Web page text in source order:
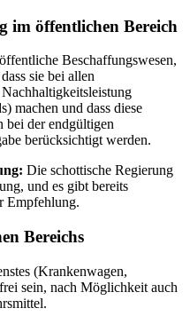
im öffentlichen Bereich
Beschaffungswesen,
sie bei allen
machen und dass diese
bei der endgültigen
berücksichtigt werden.
Die schottische Regierung
und es gibt bereits
Empfehlung.
Bereichs
(Krankenwagen,
sein, nach Möglichkeit auch